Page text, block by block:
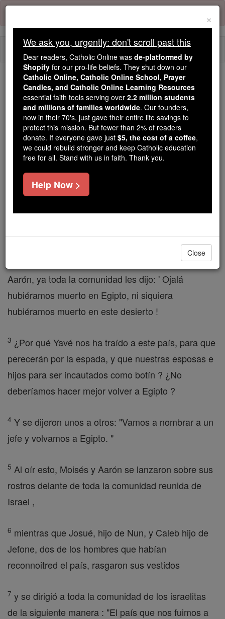
Skip
content
Trending:
Daily Reading for Thursday, October ...
Today's Reading The Mysteries of the Rosary
Números - Capítulo 14
Números ⌄
Toda la comunidad se lanzó un grito de
Todos los hijos de Israel murmuró contra Moisés y
Aarón, ya toda la comunidad les dijo: ' Ojalá
hubiéramos muerto en Egipto, ni siquiera
hubiéramos muerto en este desierto !
3 ¿Por qué Yavé nos ha traído a este país, para que
perecerán por la espada, y que nuestras esposas e
hijos para ser incautados como botín ? ¿No
deberíamos hacer mejor volver a Egipto ?
4 Y se dijeron unos a otros: "Vamos a nombrar a un
jefe y volvamos a Egipto. "
5 Al oír esto, Moisés y Aarón se lanzaron sobre sus
rostros delante de toda la comunidad reunida de
Israel ,
6 mientras que Josué, hijo de Nun, y Caleb hijo de
Jefone, dos de los hombres que habían
reconnoitred el país, rasgaron sus vestidos
7 y se dirigió a toda la comunidad de los israelitas
de la siguiente manera : "El país que nos fuimos a
×
We ask you, urgently: don't scroll past this
Dear readers, Catholic Online was de-platformed by
Shopify for our pro-life beliefs. They shut down our
Catholic Online, Catholic Online School, Prayer
Candles, and Catholic Online Learning Resources
essential faith tools serving over 2.2 million students
and millions of families worldwide. Our founders,
now in their 70's, just gave their entire life savings to
protect this mission. But fewer than 2% of readers
donate. If everyone gave just $5, the cost of a coffee,
we could rebuild stronger and keep Catholic education
free for all. Stand with us in faith. Thank you.
Help Now >
Close